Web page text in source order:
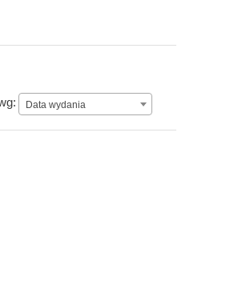
Data wydania
Data wydania